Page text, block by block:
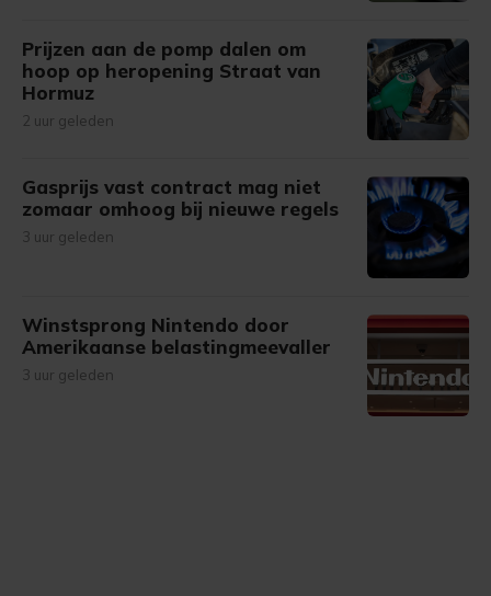
Prijzen aan de pomp dalen om
hoop op heropening Straat van
Hormuz
2 uur geleden
Gasprijs vast contract mag niet
zomaar omhoog bij nieuwe regels
3 uur geleden
Winstsprong Nintendo door
Amerikaanse belastingmeevaller
3 uur geleden